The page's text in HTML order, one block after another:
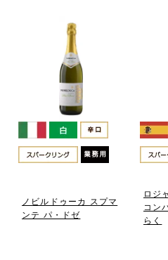
ノビルドゥーカ スプマ
ンテ パ・ドゼ
ロジ
コン
らく